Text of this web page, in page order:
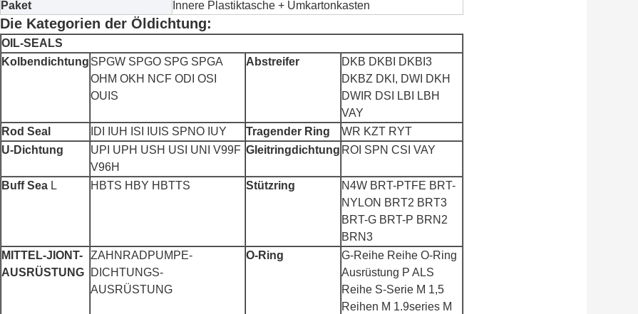
Paket
Innere Plastiktasche + Umkartonkasten
Die Kategorien der Öldichtung:
OIL-SEALS
Kolbendichtung SPGW SPGO SPG SPGA
OHM OKH NCF ODI OSI
OUIS
Abstreifer
DKB DKBI DKBI3
DKBZ DKI, DWI DKH
DWIR DSI LBI LBH
VAY
Rod Seal
IDI IUH ISI IUIS SPNO IUY Tragender Ring
WR KZT RYT
U-Dichtung
UPI UPH USH USI UNI V99F
V96H
Gleitringdichtung ROI SPN CSI VAY
Buff Sea L HBTS HBY HBTTS Stützring
N4W BRT-PTFE BRT-
NYLON BRT2 BRT3
BRT-G BRT-P BRN2
BRN3
MITTEL-JIONT-
AUSRÜSTUNG
ZAHNRADPUMPE-
DICHTUNGS-
AUSRÜSTUNG
O-Ring
G-Reihe Reihe O-Ring
Ausrüstung P ALS
Reihe S-Serie M 1,5
Reihen M 1.9series M